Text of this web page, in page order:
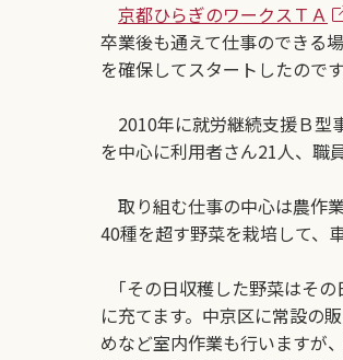
京都ひらぎのワークスＴＡ
卒業後も通えて仕事のできる
を確保してスタートしたのです
2010年に就労継続支援Ｂ型
を中心に利用者さん21人、職
取り組む仕事の中心は農作
40種を超す野菜を栽培して、
｢その日収穫した野菜はそ
に充てます。中京区に常設の
めなど室内作業も行いますが